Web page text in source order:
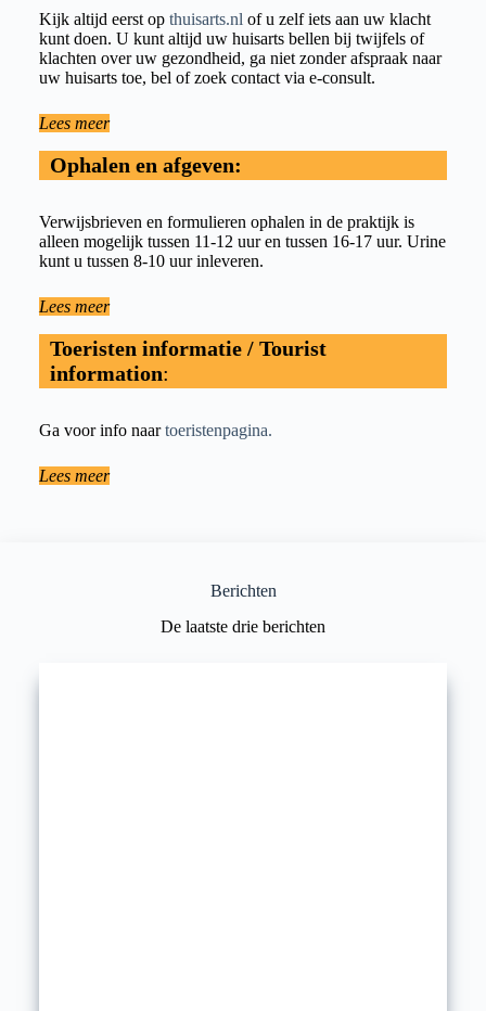
Kijk altijd eerst op thuisarts.nl of u zelf iets aan uw klacht
kunt doen. U kunt altijd uw huisarts bellen bij twijfels of
klachten over uw gezondheid, ga niet zonder afspraak naar
uw huisarts toe, bel of zoek contact via e-consult.
Lees meer
Ophalen en afgeven:
Verwijsbrieven en formulieren ophalen in de praktijk is
alleen mogelijk tussen 11-12 uur en tussen 16-17 uur. Urine
kunt u tussen 8-10 uur inleveren.
Lees meer
Toeristen informatie / Tourist
information:
Ga voor info naartoeristenpagina.
Lees meer
Berichten
De laatste drie berichten